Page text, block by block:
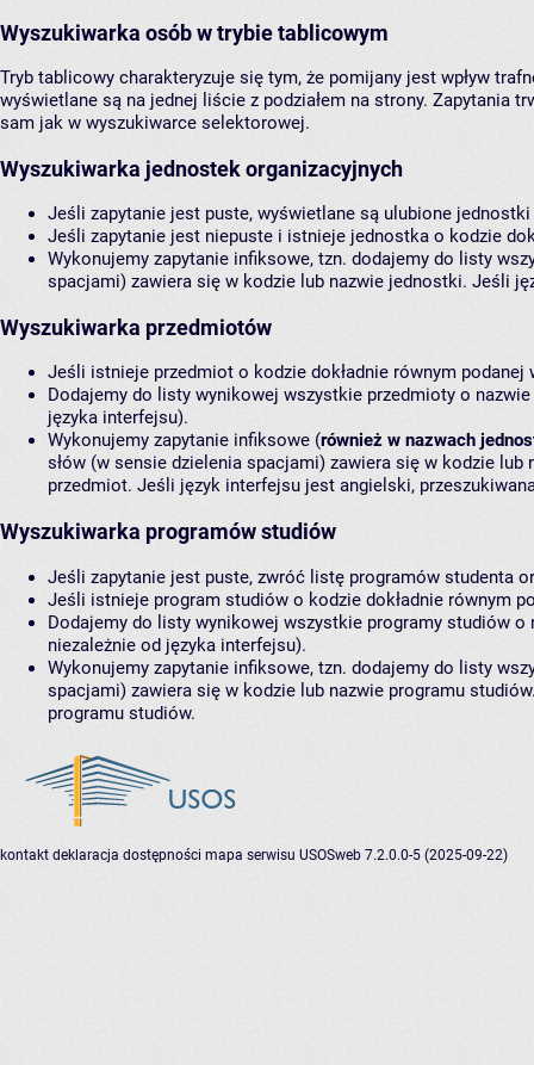
Wyszukiwarka osób w trybie tablicowym
Tryb tablicowy charakteryzuje się tym, że pomijany jest wpływ
wyświetlane są na jednej liście z podziałem na strony. Zapytania
sam jak w wyszukiwarce selektorowej.
Wyszukiwarka jednostek organizacyjnych
Jeśli zapytanie jest puste, wyświetlane są ulubione jednostki
Jeśli zapytanie jest niepuste i istnieje jednostka o kodzie
Wykonujemy zapytanie infiksowe, tzn. dodajemy do listy
spacjami) zawiera się w kodzie lub nazwie jednostki. Jeśli
Wyszukiwarka przedmiotów
Jeśli istnieje przedmiot o kodzie dokładnie równym
Dodajemy do listy wynikowej wszystkie przedmioty o
języka interfejsu).
Wykonujemy zapytanie infiksowe (również w nazwach
słów (w sensie dzielenia spacjami) zawiera się w kodzie lub
przedmiot. Jeśli język interfejsu jest angielski,
Wyszukiwarka programów studiów
Jeśli zapytanie jest puste, zwróć listę programów studenta
Jeśli istnieje program studiów o kodzie dokładnie równym
Dodajemy do listy wynikowej wszystkie programy studiów
niezależnie od języka interfejsu).
Wykonujemy zapytanie infiksowe, tzn. dodajemy do listy
spacjami) zawiera się w kodzie lub nazwie programu
programu studiów.
kontakt deklaracja dostępności mapa serwisu USOSweb 7.2.0.0-5 (2025-09-22)